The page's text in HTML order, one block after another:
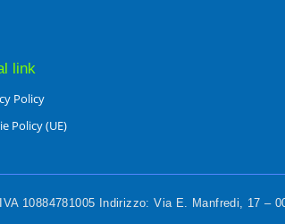
link
Policy
Policy (UE)
10884781005 Indirizzo: Via E. Manfredi, 17 –